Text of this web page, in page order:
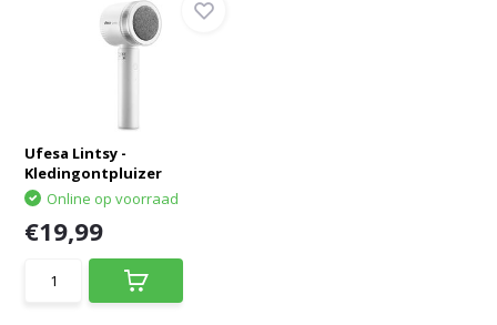
Ufesa Lintsy -
Kledingontpluizer
Online op voorraad
€19,99